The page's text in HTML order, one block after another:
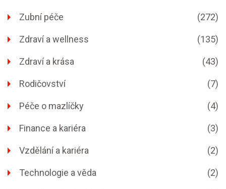
Zubní péče (272)
Zdraví a wellness (135)
Zdraví a krása (43)
Rodičovství (7)
Péče o mazlíčky (4)
Finance a kariéra (3)
Vzdělání a kariéra (2)
Technologie a věda (2)